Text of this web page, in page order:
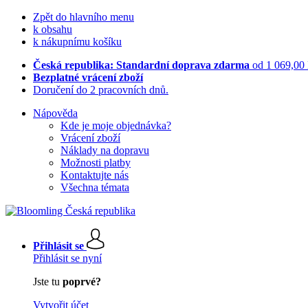
Zpět do hlavního menu
k obsahu
k nákupnímu košíku
Česká republika: Standardní doprava zdarma od 1 069,00
Bezplatné vrácení zboží
Doručení do 2 pracovních dnů.
Nápověda
Kde je moje objednávka?
Vrácení zboží
Náklady na dopravu
Možnosti platby
Kontaktujte nás
Všechna témata
Přihlásit se
Přihlásit se nyní
Jste tu poprvé?
Vytvořit účet